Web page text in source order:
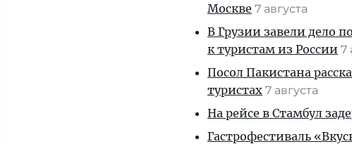
Москве 7 августа
В Грузии завели дело
к туристам из России 7
Посол Пакистана
туристах 7 августа
На рейсе в Стамбул
Гастрофестиваль